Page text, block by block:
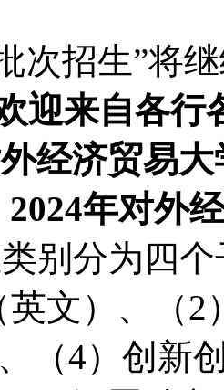
次招生”将
迎来自各行
经济贸易
2024年对外
别分为四
文）、（2
（4）创新